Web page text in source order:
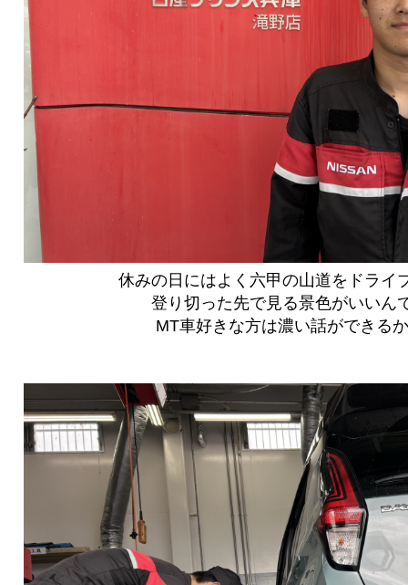
休みの日にはよく六甲の山道をドライ
登り切った先で見る景色がいいん
MT車好きな方は濃い話ができる